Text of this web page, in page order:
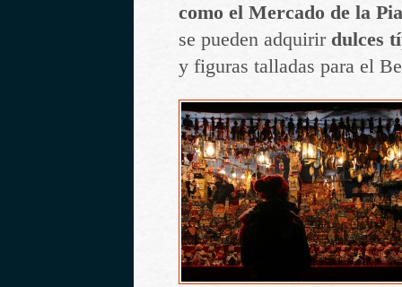
como el Mercado de la
se pueden adquirirdulces
y figuras talladas para el